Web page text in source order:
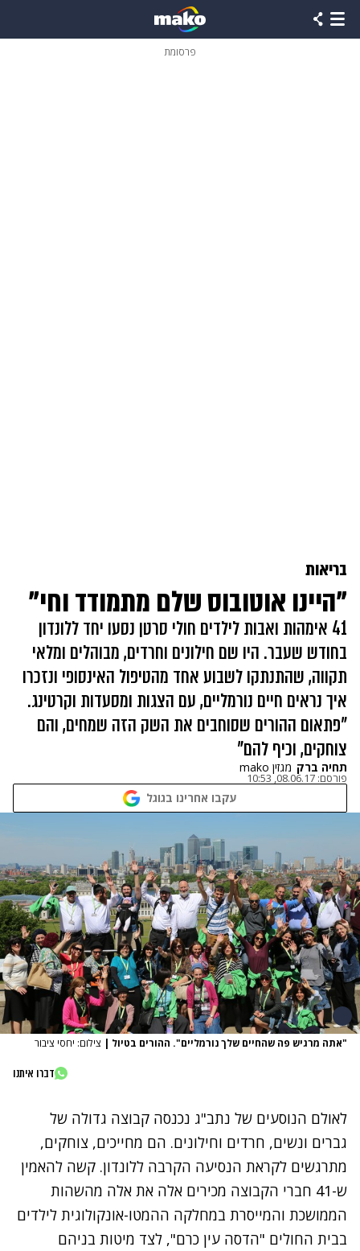
פרסומת
בריאות
"היינו אוטובוס שלם מתמודד וחי"
41 אימהות ואבות לילדים חולי סרטן נסעו יחד ללונדון
בחודש שעבר. היו שם חילונים וחרדים, מבוהלים ומלאי
תקווה, שהתנתקו לשבוע אחד מהטיפול האינסופי ונזכרו
איך נראים חיים נורמליים, עם הצגות ומסעדות וקרטינג.
"פתאום ההורים שסוחבים את השק הזה שמחים, והם
צוחקים, וכיף להם"
תחיה ברק מגזין mako
פורסם: 08.06.17, 10:53
עקבו אחרינו בגוגל
"אתה מרגיש פה שהחיים שלך נורמליים". ההורים בטיול | צילום: יחסי ציבור
דברו איתנו
לאולם הנוסעים של נתב"ג נכנסה קבוצה גדולה של
גברים ונשים, חרדים וחילונים. הם מחייכים, צוחקים,
מתרגשים לקראת הנסיעה הקרבה ללונדון. קשה להאמין
ש-41 חברי הקבוצה מכירים אלה את אלה מהשהות
הממושכת והמייסרת במחלקה ההמטו-אונקולוגית לילדים
בבית החולים "הדסה עין כרם", לצד מיטות בניהם